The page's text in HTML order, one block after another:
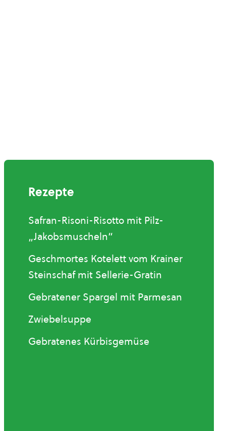
Rezepte
Safran-Risoni-Risotto mit Pilz-
„Jakobsmuscheln“
Geschmortes Kotelett vom Krainer
Steinschaf mit Sellerie-Gratin
Gebratener Spargel mit Parmesan
Zwiebelsuppe
Gebratenes Kürbisgemüse